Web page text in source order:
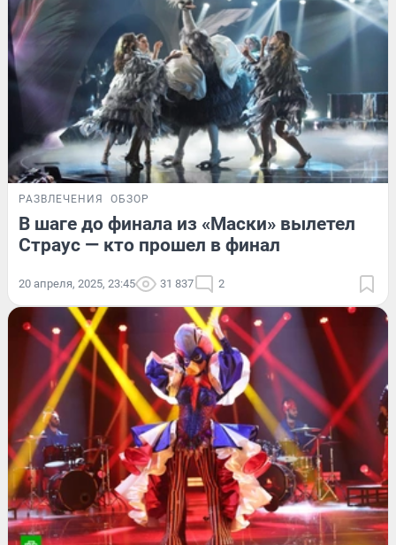
РАЗВЛЕЧЕНИЯ ОБЗОР
В шаге до финала из «Маски» вылетел
Страус — кто прошел в финал
20 апреля, 2025, 23:45 31 837 2